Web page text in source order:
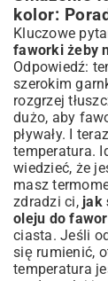
kolor:
Kluczowe
faworki żeby
Odpowiedź:
szerokim
rozgrzej
dużo, aby
pływały. I
temperatura.
wiedzieć, że
masz
zdradzi ci, jak
oleju do
ciasta. Jeśli
się rumienić,
temperatura